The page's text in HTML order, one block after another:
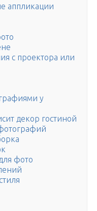
аппликации
c проектора или
у
декор гостиной
фото